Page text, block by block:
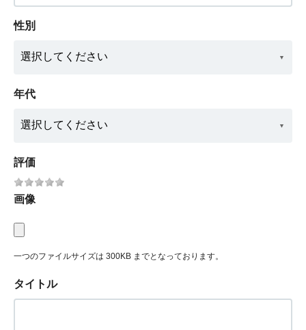
性別
年代
評価
画像
一つのファイルサイズは 300KB までとなっております。
タイトル